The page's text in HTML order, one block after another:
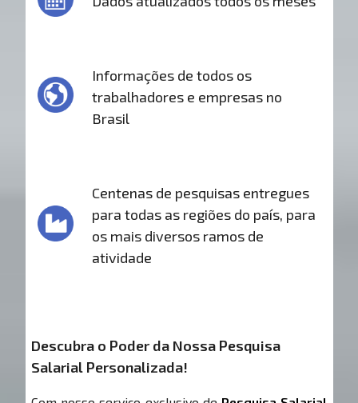
Informações de todos os
trabalhadores e empresas no
Brasil
Centenas de pesquisas entregues
para todas as regiões do país, para
os mais diversos ramos de
atividade
Descubra o Poder da Nossa Pesquisa
Salarial Personalizada!